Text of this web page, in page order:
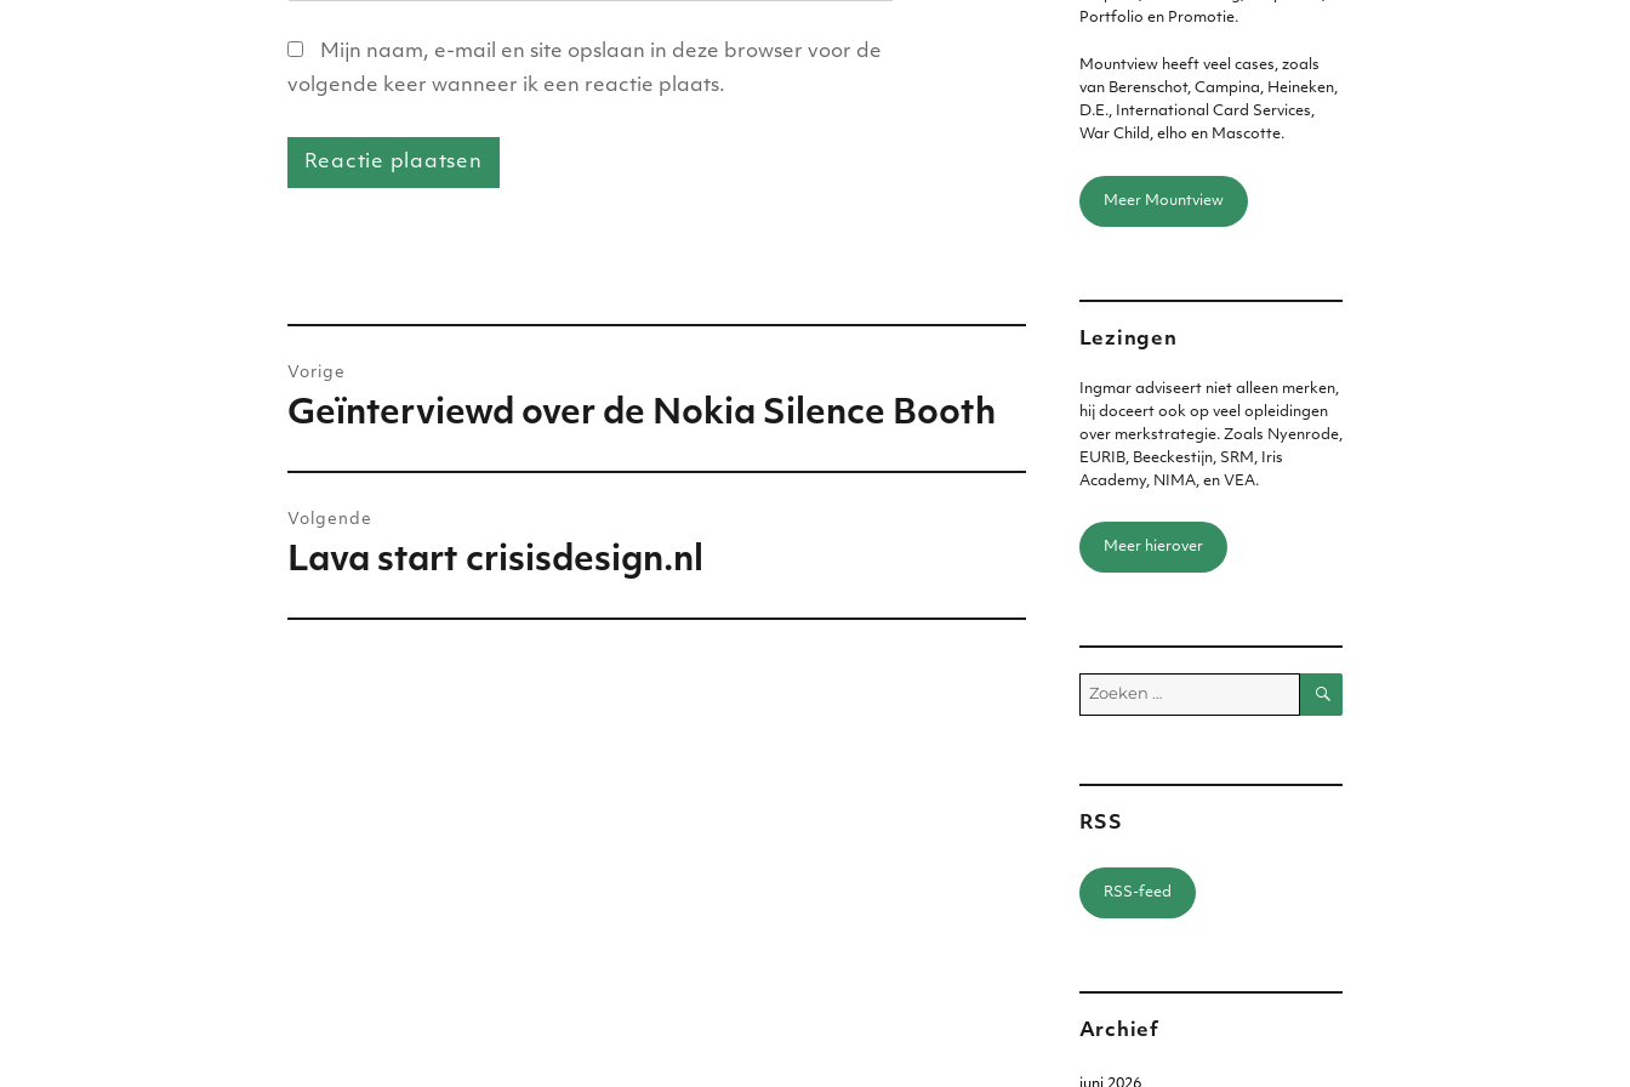
Mijn naam, e-mail en site opslaan in deze browser voor de
volgende keer wanneer ik een reactie plaats.
navigatie
Vorige
Vorig
Geïnterviewd over de Nokia Silence Booth
Volgende
Volgend
Lava start crisisdesign.nl
Portfolio en Promotie.
Mountview heeft veel cases, zoals
van Berenschot, Campina, Heineken,
D.E., International Card Services,
War Child, elho en Mascotte.
Meer Mountview
Lezingen
Ingmar adviseert niet alleen merken,
hij doceert ook op veel opleidingen
over merkstrategie. Zoals Nyenrode,
EURIB, Beeckestijn, SRM, Iris
Academy, NIMA, en VEA.
Meer hierover
Zoeken
Zoeken
RSS
RSS-feed
Archief